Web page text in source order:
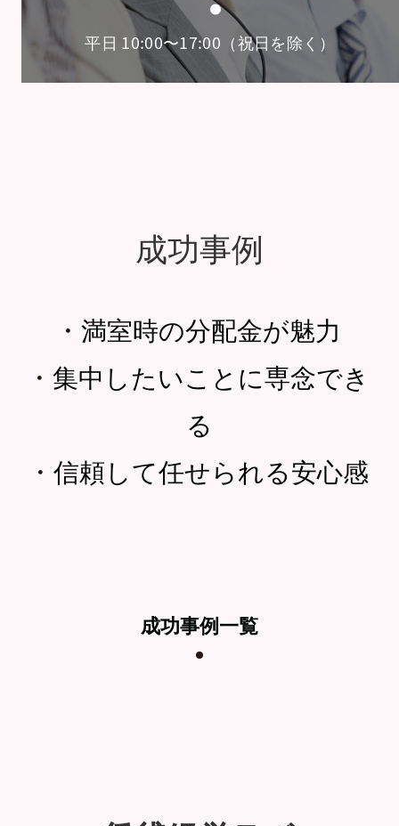
平日 10:00〜17:00（祝日を除く）
成功事例
・ 満室時の分配金が魅力
・ 集中したいことに専念でき
る
・ 信頼して任せられる安心感
成功事例一覧